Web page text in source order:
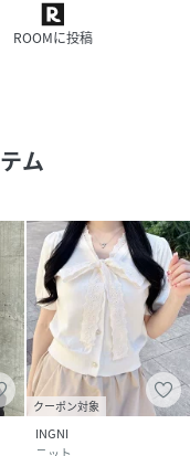
、サイズに若干の誤
承くださいませ。
いる品質表示を必ず
ｰ/ﾌﾞﾙｰｽﾄﾗｲﾌﾟ,ｺﾝ/ﾌﾞ
ROOMに投稿
ム
クーポン対象
INGNI